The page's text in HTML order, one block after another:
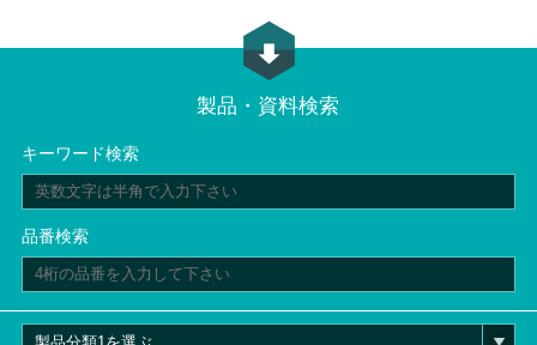
製品・資料検索
キーワード検索
品番検索